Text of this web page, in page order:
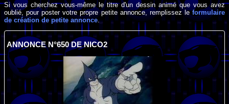
Si vous cherchez vous-même le titre d'un dessin animé que vous avez
oublié, pour poster votre propre petite annonce, remplissez leformulaire
de création de petite annonce .
ANNONCE N°650 DE NICO2